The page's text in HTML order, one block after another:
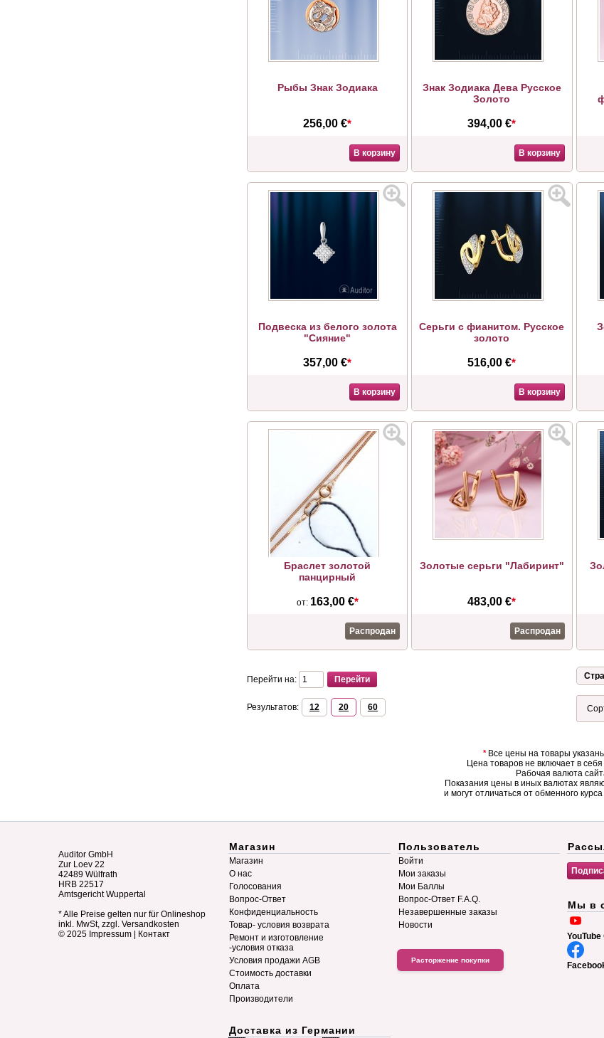
Рыбы Знак Зодиака
256,00 €*
В корзину
Знак Зодиака Дева Русское
Золото
394,00 €*
В корзину
Подвеска из белого золота
"Сияние"
357,00 €*
В корзину
Серьги с фианитом. Русское
золото
516,00 €*
В корзину
Браслет золотой
панцирный
от: 163,00 €*
Распродан
Золотые серьги "Лабиринт"
483,00 €*
Распродан
Перейти на:
Результатов: 12 20 60
*Все цены на товары
Цена товаров не включает в себя
Рабочая валюта
Показания цены в иных валютах
и могут отличаться от обменного
Auditor GmbH
Zur Loev 22
42489 Wülfrath
HRB 22517
Amtsgericht Wuppertal
* Alle Preise gelten nur für Onlineshop
inkl. MwSt, zzgl. Versandkosten
© 2025 Impressum Контакт
Магазин
Магазин
О нас
Голосования
Вопрос-Ответ
Конфиденциальность
Товар- условия возврата
Ремонт и изготовление
-условия отказа
Условия продажи AGB
Стоимость доставки
Оплата
Производители
Доставка из Германии
Пользователь
Войти
Мои заказы
Мои Баллы
Вопрос-Ответ F.A.Q.
Незавершенные заказы
Новости
Расторжение покупки
Мы в
YouTube